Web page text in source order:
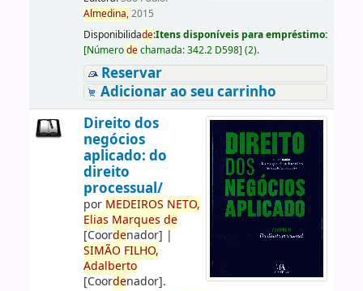
Almedina,2015
Disponibilidade:Itens disponíveis para empréstimo:
[Númerodechamada:342.2 D598] (2).
Reservar
Adicionar ao seu carrinho
Direito dos
negócios
aplicado: do
direito
processual/
por MEDEIROS NETO,
Elias Marques de
[Coordenador] |
SIMÃO FILHO,
Adalberto
[Coordenador].